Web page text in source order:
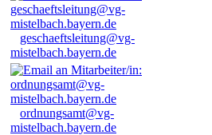
geschaeftsleitung@vg-
mistelbach.bayern.de
ordnungsamt@vg-
mistelbach.bayern.de